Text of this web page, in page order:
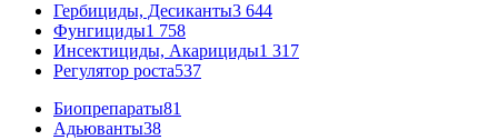
Гербициды, Десиканты3 644
Фунгициды1 758
Инсектициды, Акарициды1 317
Регулятор роста537
Биопрепараты81
Адьюванты38